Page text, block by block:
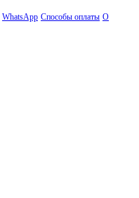
WhatsApp Способы оплаты О